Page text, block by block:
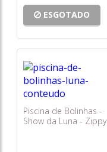
ESGOTADO
Piscina de Bolinhas -
Show da Luna - Zippy